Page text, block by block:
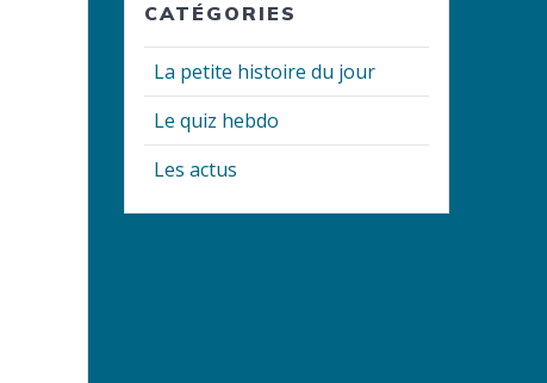
CATÉGORIES
La petite histoire du jour
Le quiz hebdo
Les actus